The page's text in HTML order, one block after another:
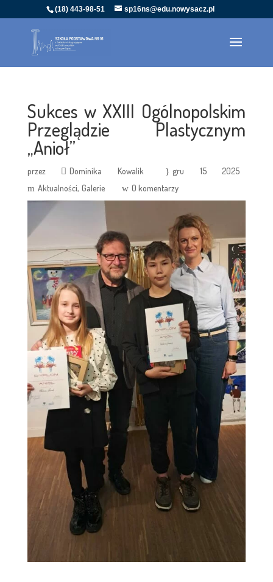
(18) 443-98-51 sp16ns@edu.nowysacz.pl
Sukces w XXIII Ogólnopolskim
Przeglądzie Plastycznym
„Anioł”
przez Dominika Kowalik
gru 15 2025
Aktualności Galerie 0 komentarzy